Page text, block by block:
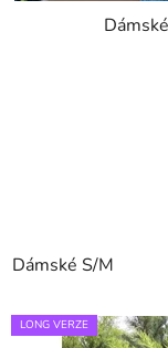
Dámské S/M
LONG VERZE